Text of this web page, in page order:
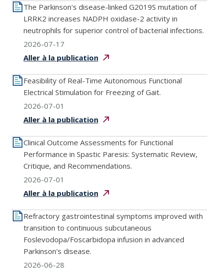
The Parkinson's disease-linked G2019S mutation of
LRRK2 increases NADPH oxidase-2 activity in
neutrophils for superior control of bacterial infections.
2026-07-17
Aller à la publication
Feasibility of Real-Time Autonomous Functional
Electrical Stimulation for Freezing of Gait.
2026-07-01
Aller à la publication
Clinical Outcome Assessments for Functional
Performance in Spastic Paresis: Systematic Review,
Critique, and Recommendations.
2026-07-01
Aller à la publication
Refractory gastrointestinal symptoms improved with
transition to continuous subcutaneous
Foslevodopa/Foscarbidopa infusion in advanced
Parkinson's disease.
2026-06-28